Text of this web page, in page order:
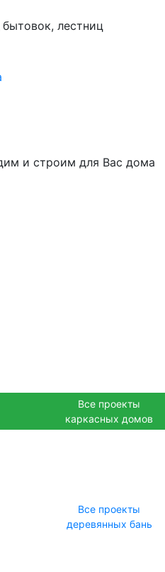
лестниц
и строим для Вас дома
Все проекты
каркасных домов
Все проекты
деревянных бань